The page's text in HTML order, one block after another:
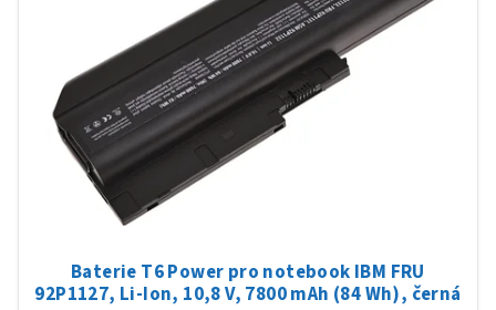
Baterie T6 Power pro notebook IBM FRU
92P1127, Li-Ion, 10,8 V, 7800 mAh (84 Wh), černá